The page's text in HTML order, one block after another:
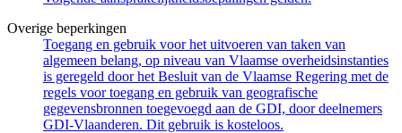
Overige beperkingen
Toegang en gebruik voor het uitvoeren van taken van
algemeen belang, op niveau van Vlaamse overheidsinstanties
is geregeld door het Besluit van de Vlaamse Regering met de
regels voor toegang en gebruik van geografische
gegevensbronnen toegevoegd aan de GDI, door deelnemers
GDI-Vlaanderen. Dit gebruik is kosteloos.